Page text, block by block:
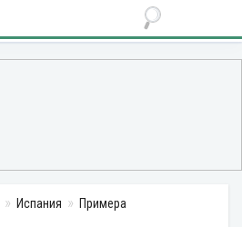
Испания Примера